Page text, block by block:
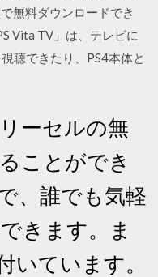
無料ダウンロードでき
Vita TV」は、テレビに
聴できたり、PS4本体と
ーセルの無
ことができ
、誰でも気軽
きます。ま
いています。